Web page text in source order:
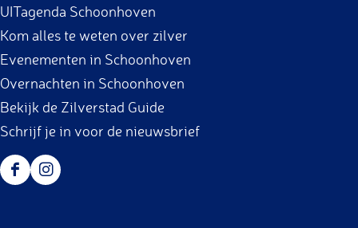
o
k
r
a
m
UITagenda Schoonhoven
Kom alles te weten over zilver
Evenementen in Schoonhoven
Overnachten in Schoonhoven
Bekijk de Zilverstad Guide
Schrijf je in voor de nieuwsbrief
F
I